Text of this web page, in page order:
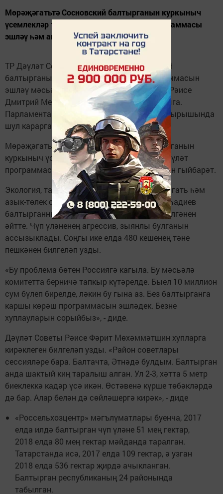
Мөрәҗәгатьтә Сосновский балтырганын куркыныч
үсемлекләр төркеменә кертеп, дәүләт программасы
эшләү һәм аны финанслау сорала.
ТР Дәүләт Советы депутатлары Сосновский
балтырганын бетерү буенча дәүләт программасын
эшләү мәсьәләсе буенча Россия Хөкүмәте Рәисе
Дмитрий Медведевка мөрәҗәгать белән чыга.
Парламентарийлар бүген Дәүләт Советы утырышында
шул карарга килде.
Мөрәҗәгатьнең асылы Сосновский балтырганын
куркыныч үсемлекләр төркеменә кертеп, дәүләт
программасы эшләү һәм аны финанслаудан гыйбарәт.
Экология, табигатьтән файдалану, агросәнәгать һәм
азык-төлек сәясәте комитеты рәисе Таһир Һадиев
балтырганның 50 ел азагында барлыкка килгәнен
әйтте. Чүп үләненең агрессив, зыянлы булганын
ассызыклады. Соңгы ике елда 480 кешенең тәне
пешкәнен билгеләп узды.
«Бу проблема бөтен Россиягә кагыла. Бу мәсьәлә
комитетта берничә тапкыр күтәрелде. Быел 10 миллион
сум бүлеп бирелде, ләкин бу гына аз. Без балтырганга
каршы көрәш программасын эшләдек. Безне
хуплауларын сорыйбыз», - диде.
Дәүләт Советы Рәисе Фәрит Мөхәммәтшин хупларга
кирәклеген билгеләп узды. «Район советлары
сессияләре бара. Балтачта, Әтнәдә булдым. Балтырган
анда шактый киң таралыш алган. Ул 2-3, хәтта 5 метр
биеклеккә кадәр үсә икән. Өстәвенә күрше төбәкләрдә
дә бар. Алар белән дә сөйләшергә кирәк», - диде
«Россельхозцентр» мәгълүматлары буенча, 2017
елда илдә балтырган чүп үләне 51 мең гектар,
2018 елда 80 мең гектар мәйданда таралган.
Татарстанда исә, 2017 елда 109 гектар, ә узган
2018 елда 536 гектар җирдә ачыкланган.
Балтырган республиканың 24 районында
табылган.